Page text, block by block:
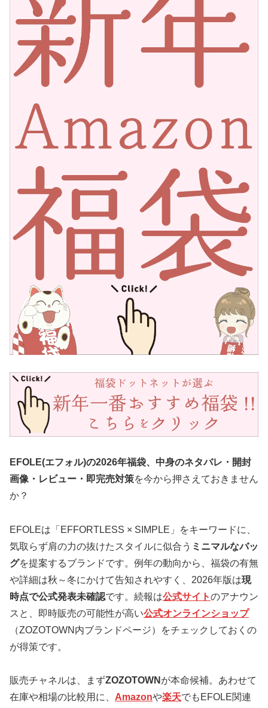
EFOLE(エフォル)の2026年福袋、中身のネタバレ・開封
画像・レビュー・即完売対策を今から押さえておきません
か？
EFOLEは「EFFORTLESS × SIMPLE」をキーワードに、
気取らず肩の力の抜けたスタイルに似合う ミニマルなバッ
グを提案するブランドです。例年の動向から、福袋の有無
や詳細は秋～冬にかけて告知されやすく、2026年版は現
時点で公式発表未確認です。続報は公式サイトのアナウン
スと、即時販売の可能性が高い公式オンラインショップ
（ZOZOTOWN内ブランドページ）をチェックしておくの
が得策です。
販売チャネルは、まずZOZOTOWN が本命候補。あわせて
在庫や相場の比較用に、 Amazonや楽天でもEFOLE関連